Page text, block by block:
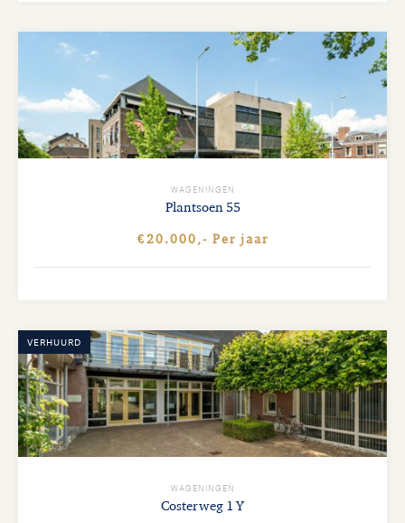
WAGENINGEN
Plantsoen55
€20.000,- Per jaar
VERHUURD
WAGENINGEN
Costerweg 1 Y